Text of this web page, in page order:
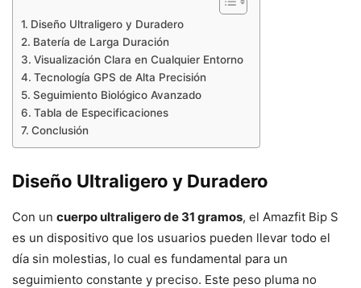
Diseño Ultraligero y Duradero
Batería de Larga Duración
Visualización Clara en Cualquier Entorno
Tecnología GPS de Alta Precisión
Seguimiento Biológico Avanzado
Tabla de Especificaciones
Conclusión
Diseño Ultraligero y Duradero
Con un cuerpo ultraligero de 31 gramos, el Amazfit Bip S
es un dispositivo que los usuarios pueden llevar todo el
día sin molestias, lo cual es fundamental para un
seguimiento constante y preciso. Este peso pluma no